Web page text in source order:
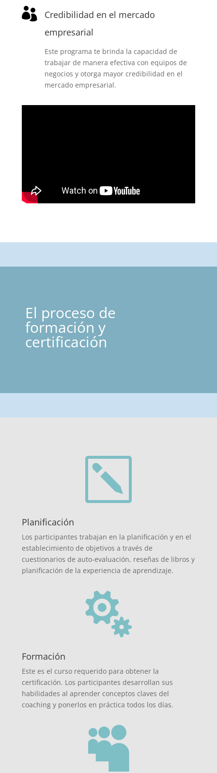

Credibilidad en el mercado
empresarial
Este programa te brinda la capacidad de
trabajar de manera efectiva con equipos de
negocios y otorga mayor credibilidad en el
mercado empresarial.
El proceso de
formación y
certificación
k
Planificación
Los participantes trabajan en la planificación y en el
establecimiento de objetivos a través de
cuestionarios de auto-evaluación, reseñas de libros y
planificación de la experiencia de aprendizaje.

Formación
Este es el curso requerido para obtener la
certificación. Los participantes desarrollan sus
habilidades al aprender conceptos claves del
coaching y ponerlos en práctica todos los días.
